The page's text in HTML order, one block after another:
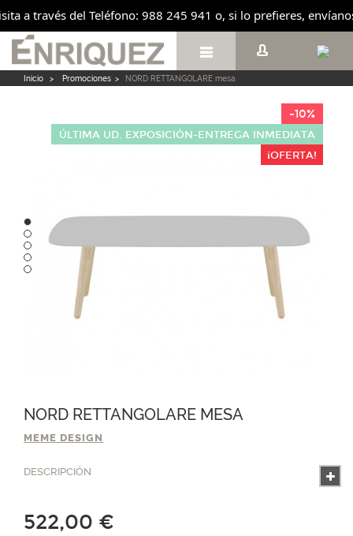
a través del Teléfono: 988 245 941 o, si lo prefieres,

Inicio > Promociones > NORD RETTANGOLARE mesa
-10%
ÚLTIMA UD. EXPOSICIÓN-ENTREGA INMEDIATA
¡OFERTA!
NORD RETTANGOLARE MESA
MEME DESIGN
DESCRIPCIÓN
522,00 €